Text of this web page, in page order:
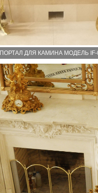
ПОРТАЛ ДЛЯ КАМИНА МОДЕЛЬ IF-